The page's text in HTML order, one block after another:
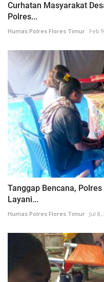
Curhatan Masyarakat
Polres...
Humas Polres Flores Timur Feb
Tanggap Bencana,
Layani...
Humas Polres Flores Timur Jul 8,